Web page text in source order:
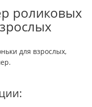
роликовых
для взрослых,